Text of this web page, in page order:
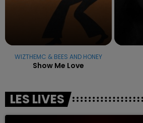
WIZTHEMC & BEES AND HONEY
Show Me Love
LES LIVES